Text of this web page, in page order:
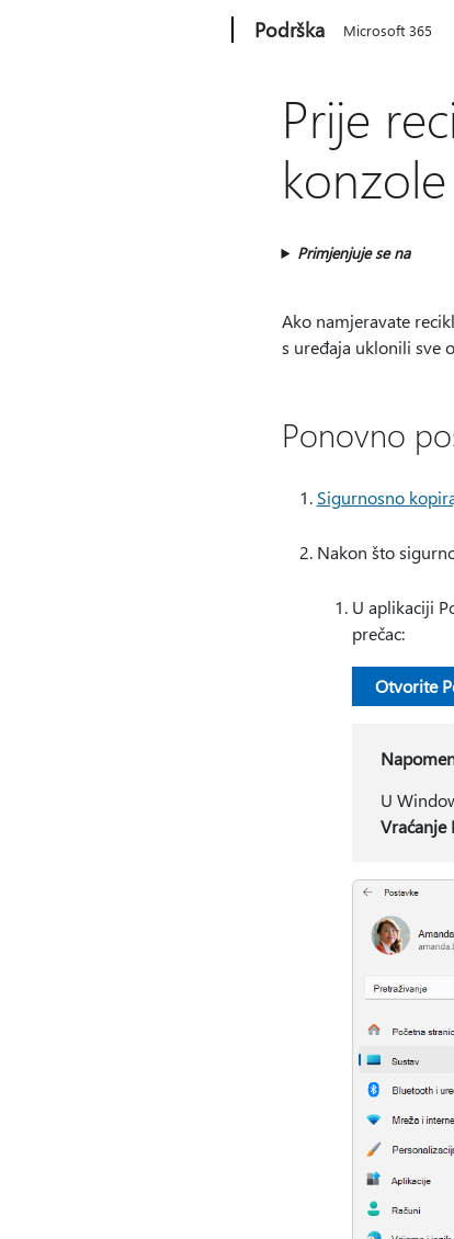
Podrška Microsoft 365
Prije
Primjenjuje se na
Ako namjeravate
s uređaja uklonili sve
Ponovno
Sigurnosno
Nakon što
U aplikaciji
prečac:
Otvorite
U
Vraćanje